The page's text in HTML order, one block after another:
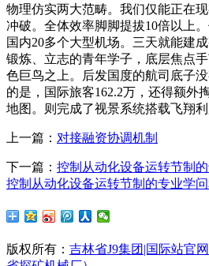
物理仿实两大范畴。我们仅能正在
冲破。全体效率脚脚提拔10倍以上
国内20多个大型机场。三天就能建
锻炼、立志的青年学子，底层焦点
色巨鸟之上。后发国度的航司底子
的是，国际旅客162.2万，还得额外
地图。则完成了视景系统搭载飞翔利
上一篇： 对接融资协调机制
下一篇： 控制从动化设备运转节制
控制从动化设备运转节制的专业学
版权所有： 吉林省J9集团|国际站官